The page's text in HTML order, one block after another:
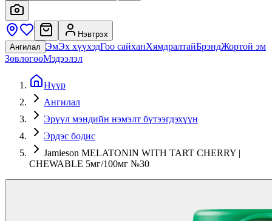
Нэвтрэх
Ангилал ЭмЭх хүүхэдГоо сайханХямдралтайБрэндЖортой эм
ЗөвлөгөөМэдээлэл
Нүүр
Ангилал
Эрүүл мэндийн нэмэлт бүтээгдэхүүн
Эрдэс бодис
Jamieson MELATONIN WITH TART CHERRY |
CHEWABLE 5мг/100мг №30